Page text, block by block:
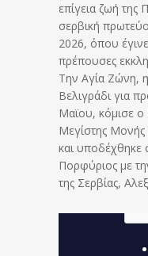
επίγεια ζωή της
σερβική
2026, όπου
πρέπουσες
Την Αγία Ζώνη,
Βελιγράδι για
Μαϊου, κόμισε ο
Μεγίστης
και υποδέχθηκε
Πορφύριος με
της Σερβίας,